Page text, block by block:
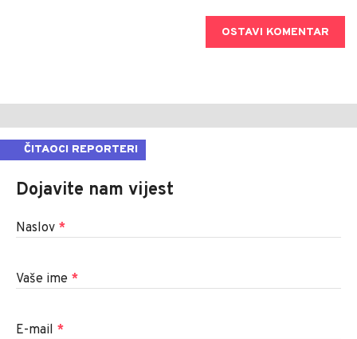
OSTAVI KOMENTAR
ČITAOCI REPORTERI
Dojavite nam vijest
Naslov *
Vaše ime *
E-mail *